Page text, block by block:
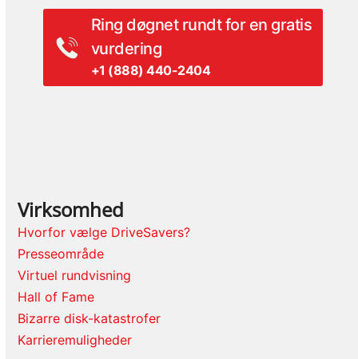
Ring døgnet rundt for en gratis
vurdering
+1 (888) 440-2404
Virksomhed
Hvorfor vælge DriveSavers?
Presseområde
Virtuel rundvisning
Hall of Fame
Bizarre disk-katastrofer
Karrieremuligheder